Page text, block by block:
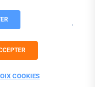
qu’est-
COOKIES